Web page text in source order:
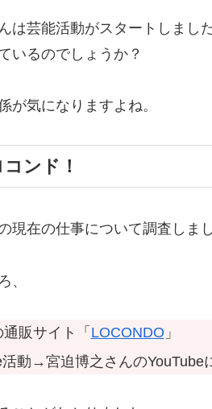
は芸能活動がスタートしまし
いるのでしょうか？
が気になりますよね。
ンド！
現在の仕事について調査しまし
、
販サイト「 LOCONDO 」
活動→宮迫博之さんのYouTube